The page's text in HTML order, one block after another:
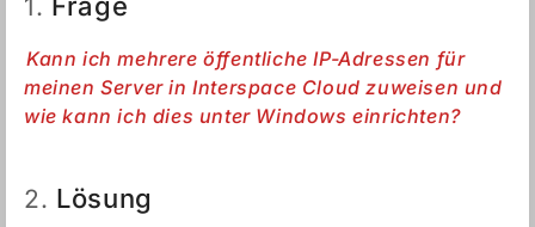
1.
Kann ich mehrere öffentliche IP-Adressen für
meinen Server in Interspace Cloud zuweisen und
wie kann ich dies unter Windows einrichten?
2. Lösung